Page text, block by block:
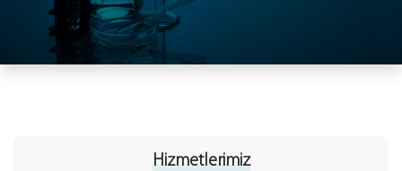
Hizmetlerimiz